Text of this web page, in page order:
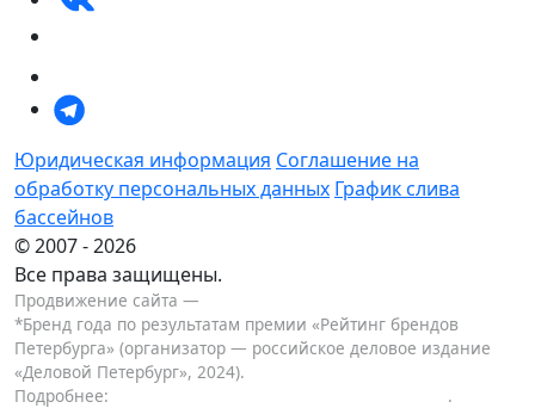
Юридическая информация Cоглашение на
обработку персональных данных График слива
бассейнов
© 2007 - 2026
Все права защищены.
Продвижение сайта —
*Бренд года по результатам премии «Рейтинг брендов
Петербурга» (организатор — российское деловое издание
«Деловой Петербург», 2024).
Подробнее:
.